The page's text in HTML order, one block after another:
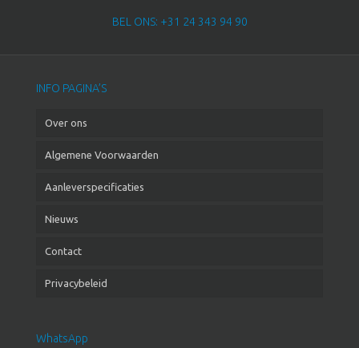
BEL ONS: +31 24 343 94 90
INFO PAGINA’S
Over ons
Algemene Voorwaarden
Aanleverspecificaties
Nieuws
Contact
Privacybeleid
WhatsApp